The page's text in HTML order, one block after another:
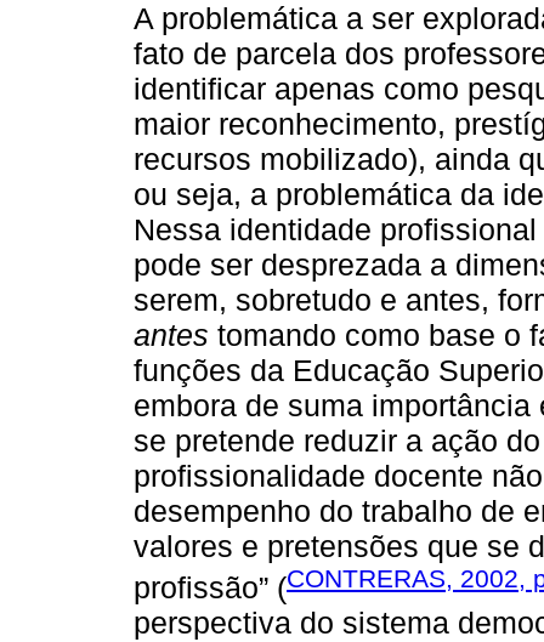
A problemática a ser
fato de parcela dos
identificar apenas como
maior reconhecimento,
recursos mobilizado), ainda
ou seja, a problemática da
Nessa identidade
pode ser desprezada a
serem, sobretudo e antes,
antes tomando como base o
funções da Educação
embora de suma
se pretende reduzir a ação
profissionalidade docente
desempenho do trabalho de
valores e pretensões que se
profissão” (CONTRERAS, 2002,
perspectiva do sistema